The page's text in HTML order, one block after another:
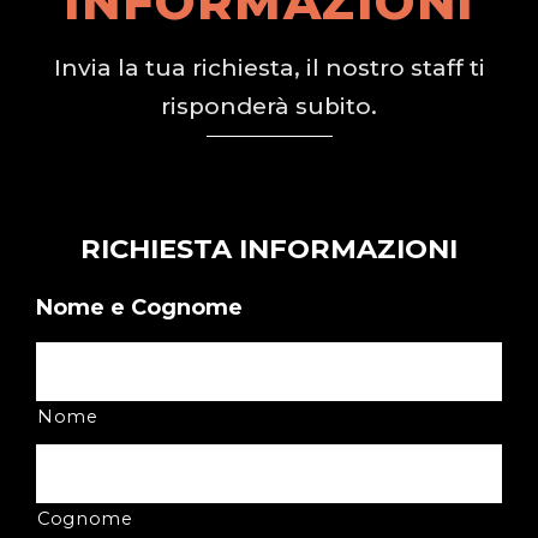
Invia la tua richiesta, il nostro staff ti
risponderà subito.
RICHIESTA INFORMAZIONI
Nome e Cognome
Nome
Cognome